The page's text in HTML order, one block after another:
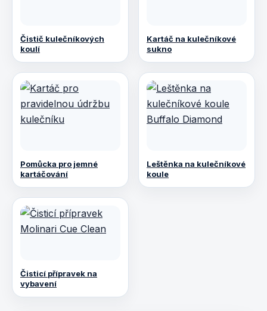
Čistič kulečníkových
koulí
Kartáč na kulečníkové
sukno
Pomůcka pro jemné
kartáčování
Leštěnka na kulečníkové
koule
Čisticí přípravek na
vybavení